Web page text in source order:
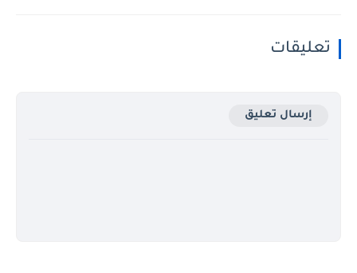
تعليقات
إرسال تعليق